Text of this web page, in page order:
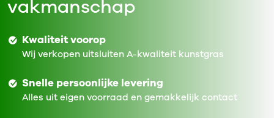
vakmanschap
Kwaliteit voorop
Wij verkopen uitsluiten A-kwaliteit kunstgras
Snelle persoonlijke levering
Alles uit eigen voorraad en gemakkelijk contact